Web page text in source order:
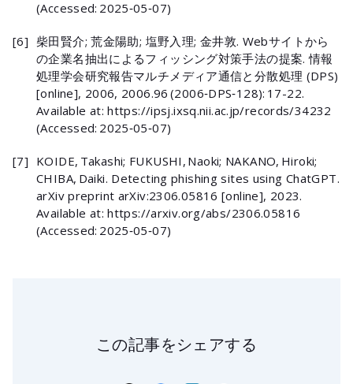
(Accessed: 2025‑05‑07)
[6] 柴田賢介; 荒金陽助; 塩野入理; 金井敦. Webサイトから
の企業名抽出によるフィッシング対策手法の提案. 情報
処理学会研究報告マルチメディア通信と分散処理 (DPS)
[online], 2006, 2006.96 (2006‑DPS‑128): 17-22.
Available at: https://ipsj.ixsq.nii.ac.jp/records/34232
(Accessed: 2025‑05‑07)
[7] KOIDE, Takashi; FUKUSHI, Naoki; NAKANO, Hiroki;
CHIBA, Daiki. Detecting phishing sites using ChatGPT.
arXiv preprint arXiv:2306.05816 [online], 2023.
Available at: https://arxiv.org/abs/2306.05816
(Accessed: 2025‑05‑07)
この記事をシェアする